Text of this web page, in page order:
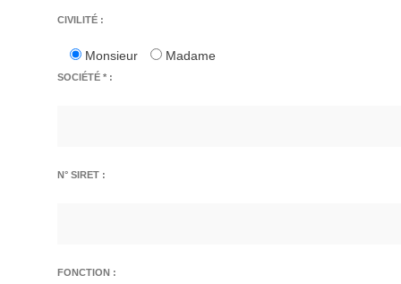
CIVILITÉ :
Monsieur Madame
SOCIÉTÉ * :
N° SIRET :
FONCTION :